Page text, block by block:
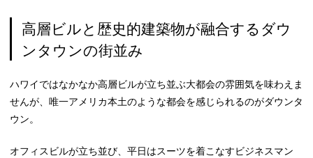
高層ビルと歴史的建築物が融合するダウ
ンタウンの街並み
ハワイではなかなか高層ビルが立ち並ぶ大都会の雰囲気を味わえま
せんが、唯一アメリカ本土のような都会を感じられるのがダウンタ
ウン。
オフィスビルが立ち並び、平日はスーツを着こなすビジネスマン